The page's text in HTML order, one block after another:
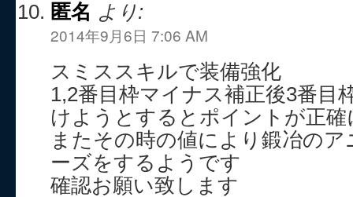
匿名 より:
2014年9月6日 7:06 AM
スミススキルで装備強化
1,2番目枠マイナス補正後3番目
けようとするとポイントが正
またその時の値により鍛冶の
ーズをするようです
確認お願い致します